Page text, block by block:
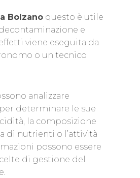
Bolzano questo è utile
e
viene eseguita da
o un tecnico
analizzare
determinare le sue
la composizione
di nutrienti o l’attività
possono essere
di gestione del